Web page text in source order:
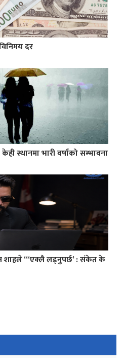
दर
स्थानमा भारी वर्षाको सम्भावना
शाहले “‘एक्लै लड्नुपर्छ’ : संकेत के